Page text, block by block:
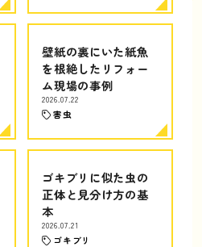
壁紙の裏にいた紙魚
を根絶したリフォー
ム現場の事例
2026.07.22
害虫
ゴキブリに似た虫の
正体と見分け方の基
本
2026.07.21
ゴキブリ